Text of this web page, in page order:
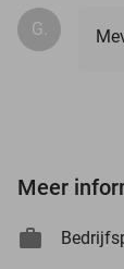
G.
Meer